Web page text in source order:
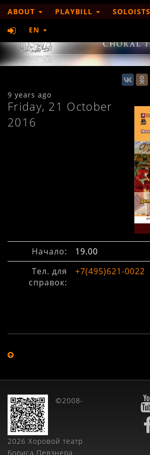
ABOUT PLAYBILL SOLOISTS
EN
9 years ago
Friday, 21 October
2016
Начало:
19.00
Тел. для
справок:
+7(495)621-0022
©2008-
2026 Хоровой театр
Бориса Певзнера